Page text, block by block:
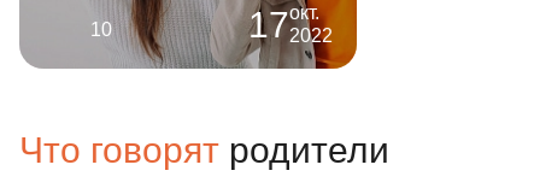
10 17окт.
2022
Что говорят родители